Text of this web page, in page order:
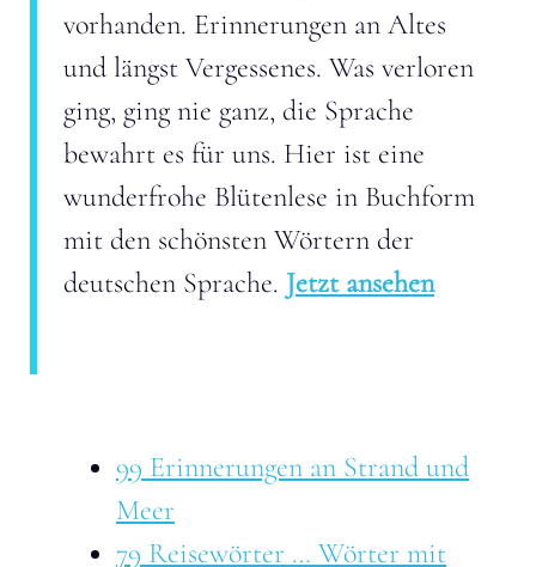
vorhanden. Erinnerungen an Altes
und längst Vergessenes. Was verloren
ging, ging nie ganz, die Sprache
bewahrt es für uns. Hier ist eine
wunderfrohe Blütenlese in Buchform
mit den schönsten Wörtern der
deutschen Sprache. Jetzt ansehen
99 Erinnerungen an Strand und
Meer
79 Reisewörter … Wörter mit